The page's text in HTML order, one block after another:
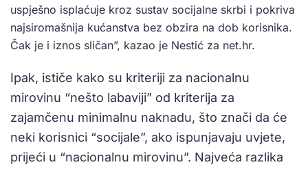
uspješno isplaćuje kroz sustav socijalne skrbi i pokriva
najsiromašnija kućanstva bez obzira na dob korisnika.
Čak je i iznos sličan”, kazao je Nestić za net.hr.
Ipak, ističe kako su kriteriji za nacionalnu
mirovinu “nešto labaviji” od kriterija za
zajamčenu minimalnu naknadu, što znači da će
neki korisnici “socijale”, ako ispunjavaju uvjete,
prijeći u “nacionalnu mirovinu”. Najveća razlika